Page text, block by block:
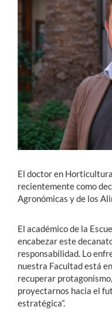
Estudiantes
Académicos
Funcionarios
Alumni
English
El doctor en
recientemente como
Agronómicas y de los
El académico de la
encabezar este
responsabilidad. Lo
nuestra Facultad está
recuperar
proyectarnos hacia el
estratégica”.